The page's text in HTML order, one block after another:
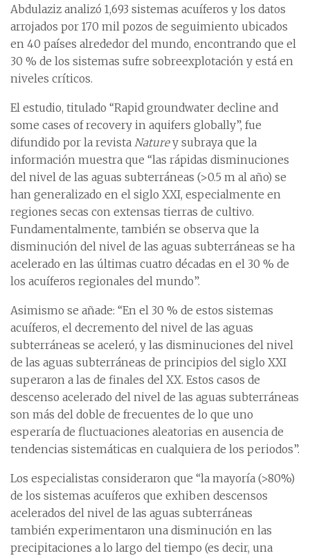
Abdulaziz analizó 1,693 sistemas acuíferos y los datos
arrojados por 170 mil pozos de seguimiento ubicados
en 40 países alrededor del mundo, encontrando que el
30 % de los sistemas sufre sobreexplotación y está en
niveles críticos.
El estudio, titulado “Rapid groundwater decline and
some cases of recovery in aquifers globally”, fue
difundido por la revista Naturey subraya que la
información muestra que “las rápidas disminuciones
del nivel de las aguas subterráneas (>0.5 m al año) se
han generalizado en el siglo XXI, especialmente en
regiones secas con extensas tierras de cultivo.
Fundamentalmente, también se observa que la
disminución del nivel de las aguas subterráneas se ha
acelerado en las últimas cuatro décadas en el 30 % de
los acuíferos regionales del mundo”.
Asimismo se añade: “En el 30 % de estos sistemas
acuíferos, el decremento del nivel de las aguas
subterráneas se aceleró, y las disminuciones del nivel
de las aguas subterráneas de principios del siglo XXI
superaron a las de finales del XX. Estos casos de
descenso acelerado del nivel de las aguas subterráneas
son más del doble de frecuentes de lo que uno
esperaría de fluctuaciones aleatorias en ausencia de
tendencias sistemáticas en cualquiera de los periodos”.
Los especialistas consideraron que “la mayoría (>80%)
de los sistemas acuíferos que exhiben descensos
acelerados del nivel de las aguas subterráneas
también experimentaron una disminución en las
precipitaciones a lo largo del tiempo (es decir, una